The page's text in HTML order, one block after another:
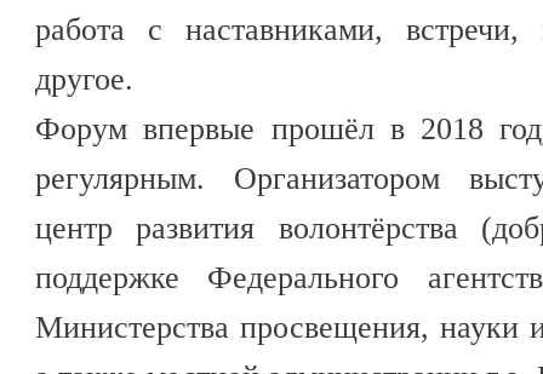
работа с наставниками,
другое.
Форум впервые прошёл в 2018
регулярным. Организатором
центр развития волонтёрства
поддержке Федерального
Министерства просвещения,